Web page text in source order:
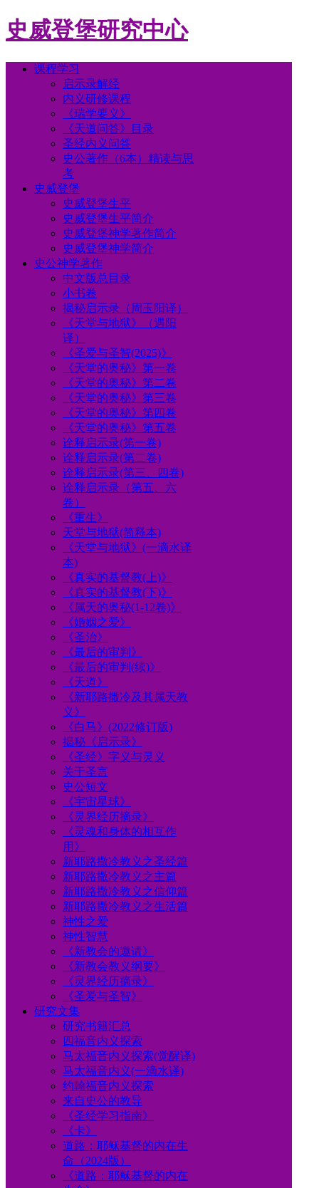
史威登堡研究中心
课程学习
启示录解经
内义研修课程
《瑞学要义》
《天道问答》目录
圣经内义问答
史公著作（6本）精读与思
考
史威登堡
史威登堡生平
史威登堡生平简介
史威登堡神学著作简介
史威登堡神学简介
史公神学著作
中文版总目录
小书卷
揭秘启示录（周玉阳译）
《天堂与地狱》（遇阳
译）
《圣爱与圣智(2025)》
《天堂的奥秘》第一卷
《天堂的奥秘》第二卷
《天堂的奥秘》第三卷
《天堂的奥秘》第四卷
《天堂的奥秘》第五卷
诠释启示录(第一卷)
诠释启示录(第二卷)
诠释启示录(第三、四卷)
诠释启示录（第五、六
卷）
《重生》
天堂与地狱(简释本)
《天堂与地狱》(一滴水译
本)
《真实的基督教(上)》
《真实的基督教(下)》
《属天的奥秘(1-12卷)》
《婚姻之爱》
《圣治》
《最后的审判》
《最后的审判(续)》
《天道》
《新耶路撒冷及其属天教
义》
《白马》(2022修订版)
揭秘《启示录》
《圣经》字义与灵义
关于圣言
史公短文
《宇宙星球》
《灵界经历摘录》
《灵魂和身体的相互作
用》
新耶路撒冷教义之圣经篇
新耶路撒冷教义之主篇
新耶路撒冷教义之信仰篇
新耶路撒冷教义之生活篇
神性之爱
神性智慧
《新教会的邀请》
《新教会教义纲要》
《灵界经历摘录》
《圣爱与圣智》
研究文集
研究书籍汇总
四福音内义探索
马太福音内义探索(觉醒译)
马太福音内义(一滴水译)
约翰福音内义探索
来自史公的教导
《圣经学习指南》
《卡》
道路：耶稣基督的内在生
命（2024版）
《道路：耶稣基督的内在